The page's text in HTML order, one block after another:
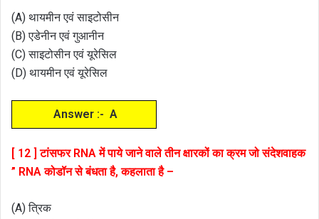
(A) थायमीन एवं साइटोसीन
(B) एडेनीन एवं गुआनीन
(C) साइटोसीन एवं यूरेसिल
(D) थायमीन एवं यूरेसिल
Answer :- A
[ 12 ] टांसफर RNA में पाये जाने वाले तीन क्षारकों का क्रम जो संदेशवाहक
” RNA कोडॉन से बंधता है, कहलाता है –
(A) त्रिक